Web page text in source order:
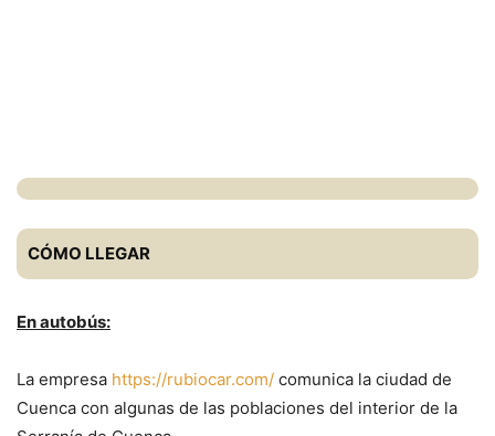
CÓMO LLEGAR
En autobús:
La empresa https://rubiocar.com/ comunica la ciudad de
Cuenca con algunas de las poblaciones del interior de la